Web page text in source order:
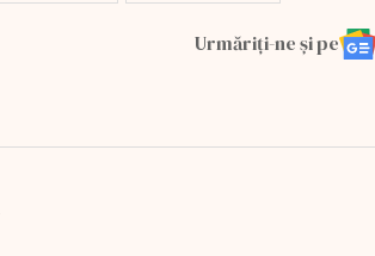
Urmăriți-ne și pe